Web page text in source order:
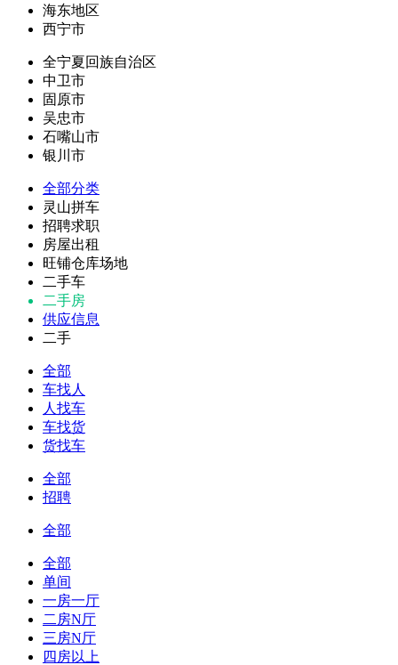
海东地区
西宁市
全宁夏回族自治区
中卫市
固原市
吴忠市
石嘴山市
银川市
全部分类
灵山拼车
招聘求职
房屋出租
旺铺仓库场地
二手车
二手房
供应信息
二手
全部
车找人
人找车
车找货
货找车
全部
招聘
全部
全部
单间
一房一厅
二房N厅
三房N厅
四房以上